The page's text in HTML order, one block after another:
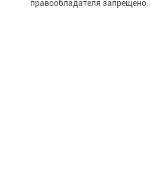
правообладателя запрещено.